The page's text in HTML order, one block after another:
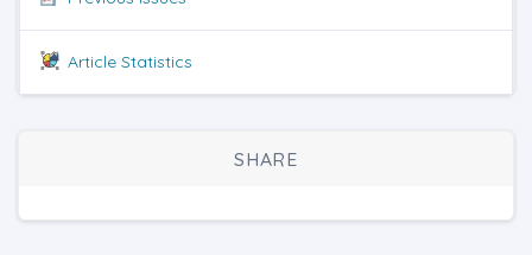
Article Statistics
SHARE